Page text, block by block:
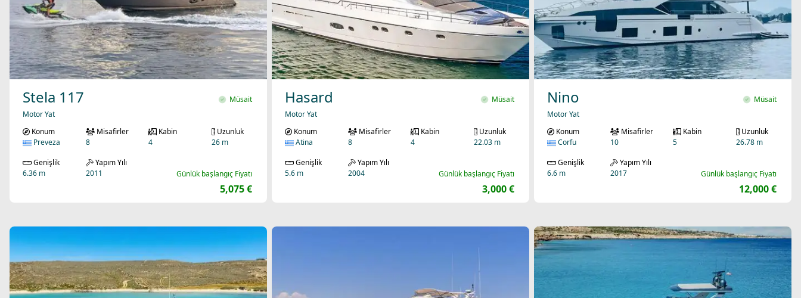
Stela 117
Motor Yat
Müsait
Günlük başlangıç Fiyatı
5,075 €
Konum
Preveza
Misafirler
8
Kabin
4
Uzunluk
26 m
Genişlik
6.36 m
Yapım Yılı
2011
Hasard
Motor Yat
Müsait
Günlük başlangıç Fiyatı
3,000 €
Konum
Atina
Misafirler
8
Kabin
4
Uzunluk
22.03 m
Genişlik
5.6 m
Yapım Yılı
2004
Nino
Motor Yat
Müsait
Günlük başlangıç Fiyatı
12,000 €
Konum
Corfu
Misafirler
10
Kabin
5
Uzunluk
26.78 m
Genişlik
6.6 m
Yapım Yılı
2017